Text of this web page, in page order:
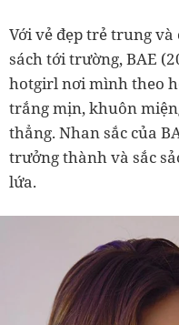
Với vẻ đẹp trẻ trung
sách tới trường, BAE
hotgirl nơi mình theo
trắng mịn, khuôn
thẳng. Nhan sắc của
trưởng thành và sắc
lứa.